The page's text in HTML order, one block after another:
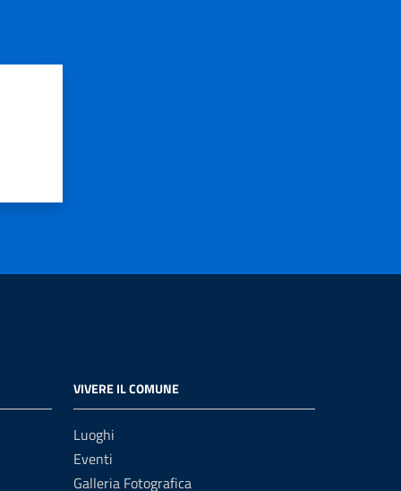
VIVERE IL COMUNE
Luoghi
Eventi
Galleria Fotografica